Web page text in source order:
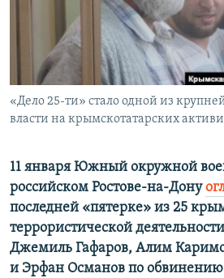
ПОБЕДИТЕЛЕЙ НЕ СУДЯТ?
КРЫМ.НЕПОКОРЕННЫЙ
ELIFBE
УКРАИНСКАЯ ПРОБЛЕМА КРЫМА
ПРИСОЕДИНЯЙТЕСЬ!
Все сайты RFE/RL
«Дело 25-ти» стало одной из
власти на крымскотатарских
11 января Южный окружной
российском Ростове-на-Дону
последней «пятерке» из 25
террористической
Джемиль Гафаров, Алим
и Эрфан Османов по обвинению